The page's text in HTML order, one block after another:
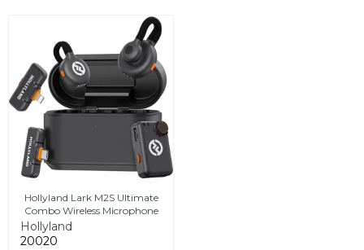
Hollyland Lark M2S Ultimate
Combo Wireless Microphone
Hollyland
20020